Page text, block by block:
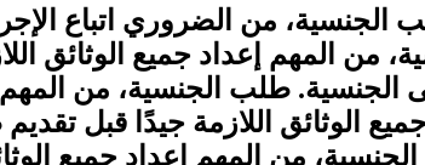
من الضروري اتباع
المهم إعداد جميع الوثائق
طلب الجنسية، من المهم
الوثائق اللازمة جيدًا قبل
من المهم إعداد جميع